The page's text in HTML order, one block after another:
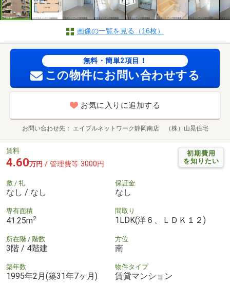
画像の一覧を見る（16枚）
無料・簡単2項目！
この物件にお問い合わせする
お気に入りに追加する
お問い合わせ先 エイブルネットワーク静岡南店 （株）山晃住宅
初期費用
を知りたい
賃料
4.60万円 / 管理費等 3000円
敷 / 礼
なし / なし
保証金
なし
専有面積
41.25m2
間取り
1LDK(洋６、ＬＤＫ１２)
所在階 / 階数
3階 / 4階建
方位
南
築年数
1995年2月(築31年7ヶ月)
物件タイプ
賃貸マンション